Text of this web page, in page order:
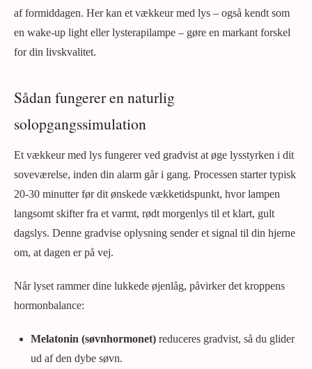
af formiddagen. Her kan et vækkeur med lys – også kendt som
en wake-up light eller lysterapilampe – gøre en markant forskel
for din livskvalitet.
Sådan fungerer en naturlig
solopgangssimulation
Et vækkeur med lys fungerer ved gradvist at øge lysstyrken i dit
soveværelse, inden din alarm går i gang. Processen starter typisk
20-30 minutter før dit ønskede vækketidspunkt, hvor lampen
langsomt skifter fra et varmt, rødt morgenlys til et klart, gult
dagslys. Denne gradvise oplysning sender et signal til din hjerne
om, at dagen er på vej.
Når lyset rammer dine lukkede øjenlåg, påvirker det kroppens
hormonbalance:
Melatonin (søvnhormonet) reduceres gradvist, så du glider
ud af den dybe søvn.